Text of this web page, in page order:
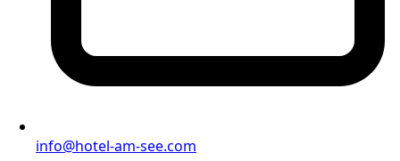
info@hotel-am-see.com